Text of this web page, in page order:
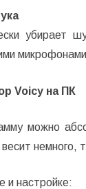
Voicy на ПК
можно
немного,
и настройке: